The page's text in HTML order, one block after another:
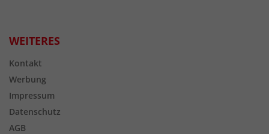
WEITERES
Kontakt
Werbung
Impressum
Datenschutz
AGB